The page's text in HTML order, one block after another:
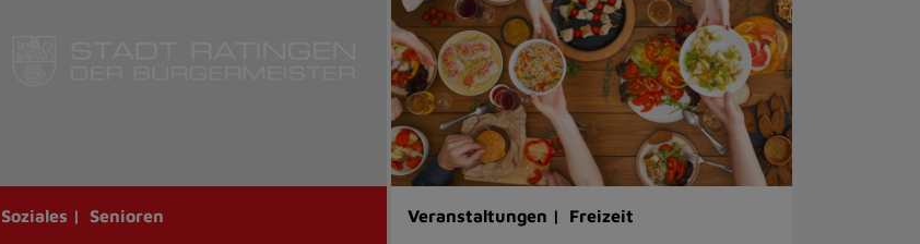
Soziales | Senioren Veranstaltungen | Freizeit